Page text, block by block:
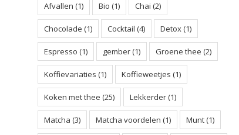
Afvallen (1) Bio (1) Chai (2)
Chocolade (1) Cocktail (4) Detox(1)
Espresso (1) gember(1) Groene thee (2)
Koffievariaties (1) Koffieweetjes (1)
Koken met thee (25) Lekkerder(1)
Matcha (3) Matcha voordelen (1) Munt(1)